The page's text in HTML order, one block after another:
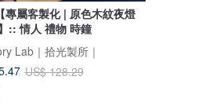
專屬客製化 | 原色木紋夜燈
:: 情人 禮物 時鐘
Lab｜拾光製所｜
US$ 128.29